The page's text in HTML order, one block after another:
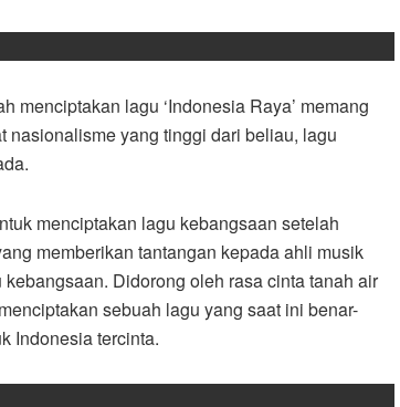
menciptakan lagu ‘Indonesia Raya’ memang
nasionalisme yang tinggi dari beliau, lagu
menciptakan lagu kebangsaan setelah
memberikan tantangan kepada ahli musik
Didorong oleh rasa cinta tanah air
sebuah lagu yang saat ini benar-
Indonesia tercinta.